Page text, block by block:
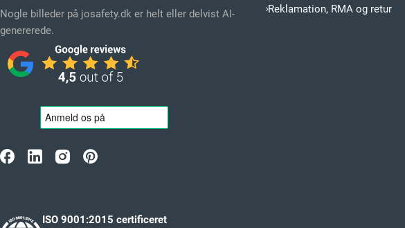
Nogle billeder på josafety.dk er helt eller delvist AI-
genererede.
Reklamation, RMA og retur
ISO 9001:2015 certificeret